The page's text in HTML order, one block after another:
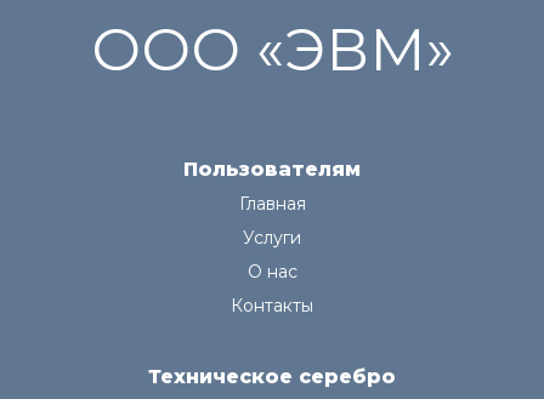
ООО «ЭВМ»
Пользователям
Главная
Услуги
О нас
Контакты
Техническое серебро